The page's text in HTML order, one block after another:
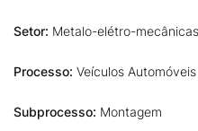
Setor: Metalo-elétro-mecânicas
Processo: Veículos Automóveis
Subprocesso: Montagem